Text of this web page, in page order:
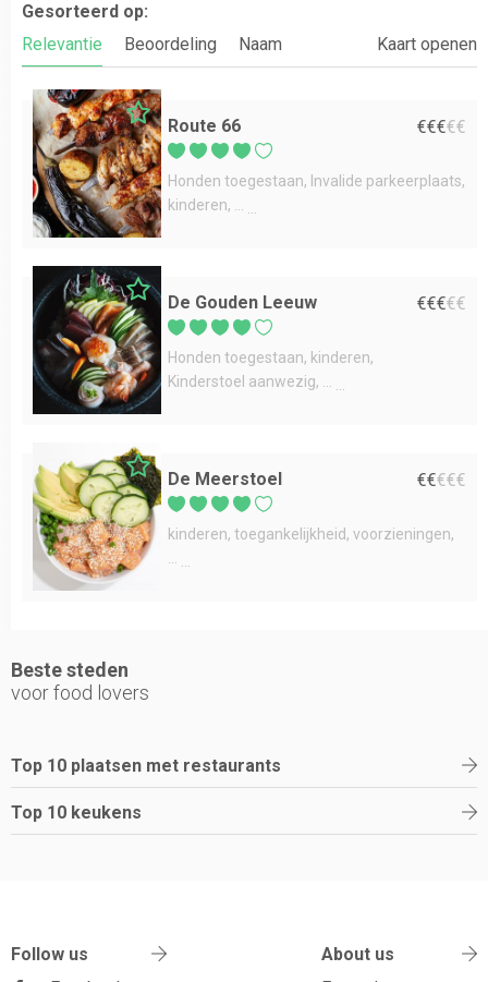
Gesorteerd op:
Relevantie
Beoordeling Naam Kaart openen
Route 66 €€€€€
Honden toegestaan
Invalide parkeerplaats
kinderen
De Gouden Leeuw €€€€€
Honden toegestaan kinderen
Kinderstoel aanwezig
De Meerstoel €€€€€
kinderen toegankelijkheid voorzieningen
Beste steden
voor food lovers
Top 10 plaatsen met restaurants
Top 10 keukens
Follow us
About us